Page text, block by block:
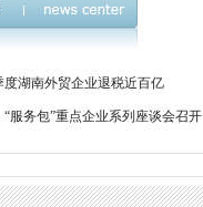
度湖南外贸企业退税近百亿
服务包”重点企业系列座谈会召开